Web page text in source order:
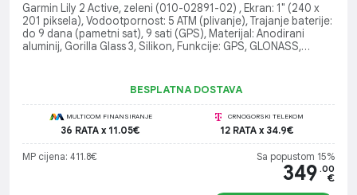
Garmin Lily 2 Active, zeleni (010-02891-02) , Ekran: 1" (240 x
201 piksela), Vodootpornost: 5 ATM (plivanje), Trajanje baterije:
do 9 dana (pametni sat), 9 sati (GPS), Materijal: Anodirani
aluminij, Gorilla Glass 3, Silikon, Funkcije: GPS, GLONASS,
BESPLATNA DOSTAVA
MULTICOM FINANSIRANJE
36 RATA x 11.05€
CRNOGORSKI TELEKOM
12 RATA x 34.9€
MP cijena: 411.8€ Sa popustom 15%
349 .00
€